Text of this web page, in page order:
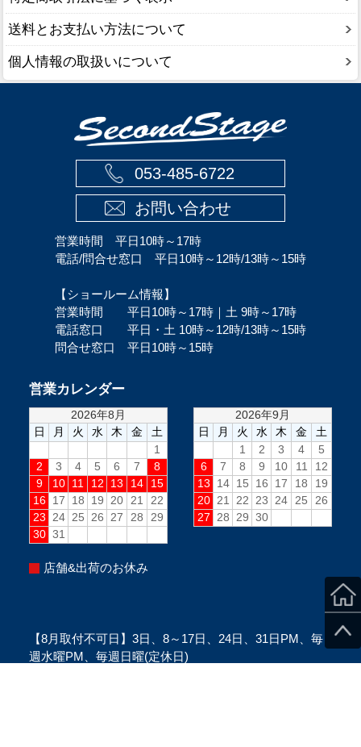
送料とお支払い方法について
個人情報の取扱いについて
053-485-6722
お問い合わせ
営業時間 平日10時～17時
電話/問合せ窓口 平日10時～12時/13時～15時
【ショールーム情報】
営業時間 平日10時～17時｜土 9時～17時
電話窓口 平日・土 10時～12時/13時～15時
問合せ窓口 平日10時～15時
営業カレンダー
店舗&出荷のお休み
【8月取付不可日】3日、8～17日、24日、31日PM、毎
週水曜PM、毎週日曜(定休日)